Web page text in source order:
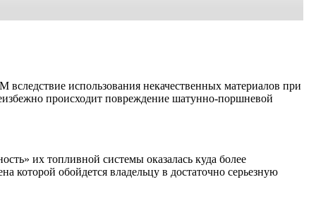
вследствие использования некачественных материалов при
происходит повреждение шатунно-поршневой
их топливной системы оказалась куда более
которой обойдется владельцу в достаточно серьезную